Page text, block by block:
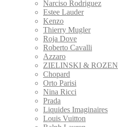
Narciso Rodriguez
Estee Lauder
Kenzo
Thierry Mugler
Roja Dove
Roberto Cavalli
Azzaro
ZIELINSKI & ROZEN
Сhopard
Orto Parisi
Nina Ricci
Prada
Liquides Imaginaires
Louis Vuitton